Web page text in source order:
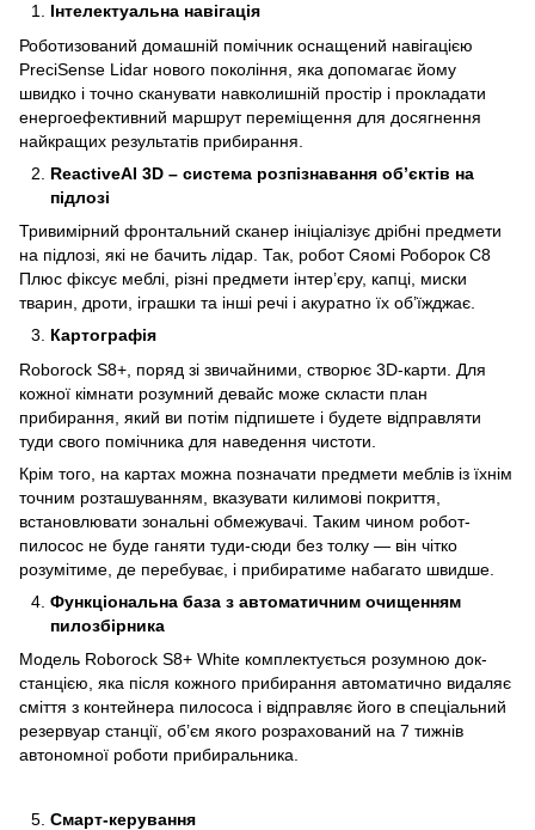
Інтелектуальна навігація
Роботизований домашній помічник оснащений навігацією
PreciSense Lidar нового покоління, яка допомагає йому
швидко і точно сканувати навколишній простір і прокладати
енергоефективний маршрут переміщення для досягнення
найкращих результатів прибирання.
ReactiveAI 3D – система розпізнавання об’єктів на
підлозі
Тривимірний фронтальний сканер ініціалізує дрібні предмети
на підлозі, які не бачить лідар. Так, робот Сяомі Роборок С8
Плюс фіксує меблі, різні предмети інтер’єру, капці, миски
тварин, дроти, іграшки та інші речі і акуратно їх об’їжджає.
Картографія
Roborock S8+, поряд зі звичайними, створює 3D-карти. Для
кожної кімнати розумний девайс може скласти план
прибирання, який ви потім підпишете і будете відправляти
туди свого помічника для наведення чистоти.
Крім того, на картах можна позначати предмети меблів із їхнім
точним розташуванням, вказувати килимові покриття,
встановлювати зональні обмежувачі. Таким чином робот-
пилосос не буде ганяти туди-сюди без толку — він чітко
розумітиме, де перебуває, і прибиратиме набагато швидше.
Функціональна база з автоматичним очищенням
пилозбірника
Модель Roborock S8+ White комплектується розумною док-
станцією, яка після кожного прибирання автоматично видаляє
сміття з контейнера пилососа і відправляє його в спеціальний
резервуар станції, об’єм якого розрахований на 7 тижнів
автономної роботи прибиральника.
Смарт-керування